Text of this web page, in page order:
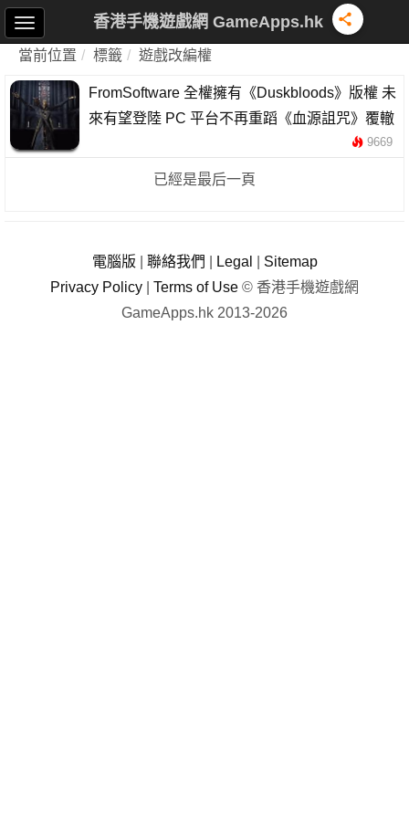
香港手機遊戲網 GameApps.hk
當前位置 標籤 遊戲改編權
FromSoftware 全權擁有《Duskbloods》版權 未
來有望登陸 PC 平台不再重蹈《血源詛咒》覆轍
9669
已經是最后一頁
電腦版 聯絡我們 Legal
Sitemap
Privacy Policy
Terms of Use © 香港手機遊戲網
GameApps.hk 2013-2026